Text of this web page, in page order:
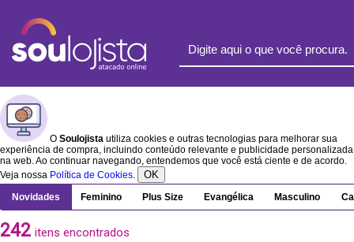
O Soulojista utiliza cookies e outras tecnologias para melhorar sua
experiência de compra, incluindo conteúdo relevante e publicidade personalizada
na web. Ao continuar navegando, entendemos que você está ciente e de acordo.
Veja nossa Política de Cookies. OK
Novidades Feminino Plus Size Evangélica Masculino
242 itens encontrados